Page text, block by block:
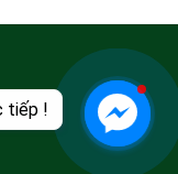
Ln DALLAS